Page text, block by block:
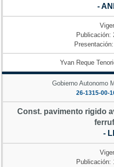
-
Publicación:
Yvan Reque
Gobierno Autonomo
26-1315-00-
Const. pavimento rigido
-
Publicación: